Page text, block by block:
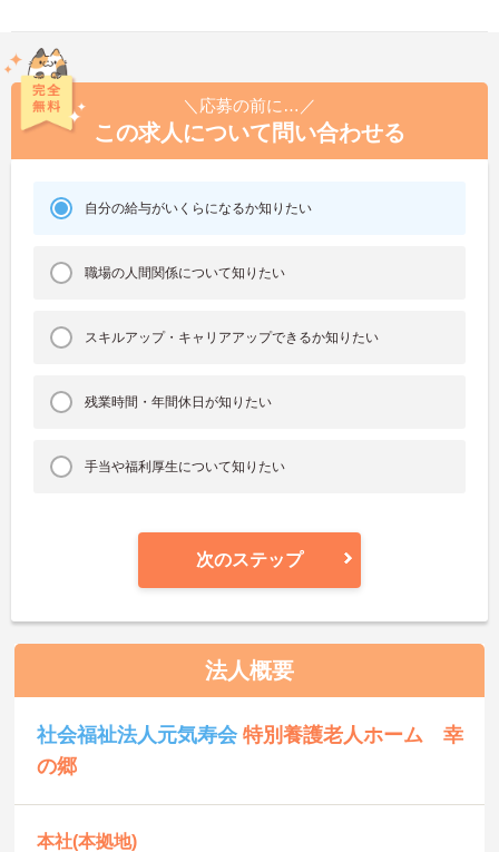
＼応募の前に…／
この求人について問い合わせる
自分の給与がいくらになるか知りたい
職場の人間関係について知りたい
スキルアップ・キャリアアップできるか知りたい
残業時間・年間休日が知りたい
手当や福利厚生について知りたい
次のステップ
法人概要
社会福祉法人元気寿会特別養護老人ホーム 幸
の郷
本社(本拠地)